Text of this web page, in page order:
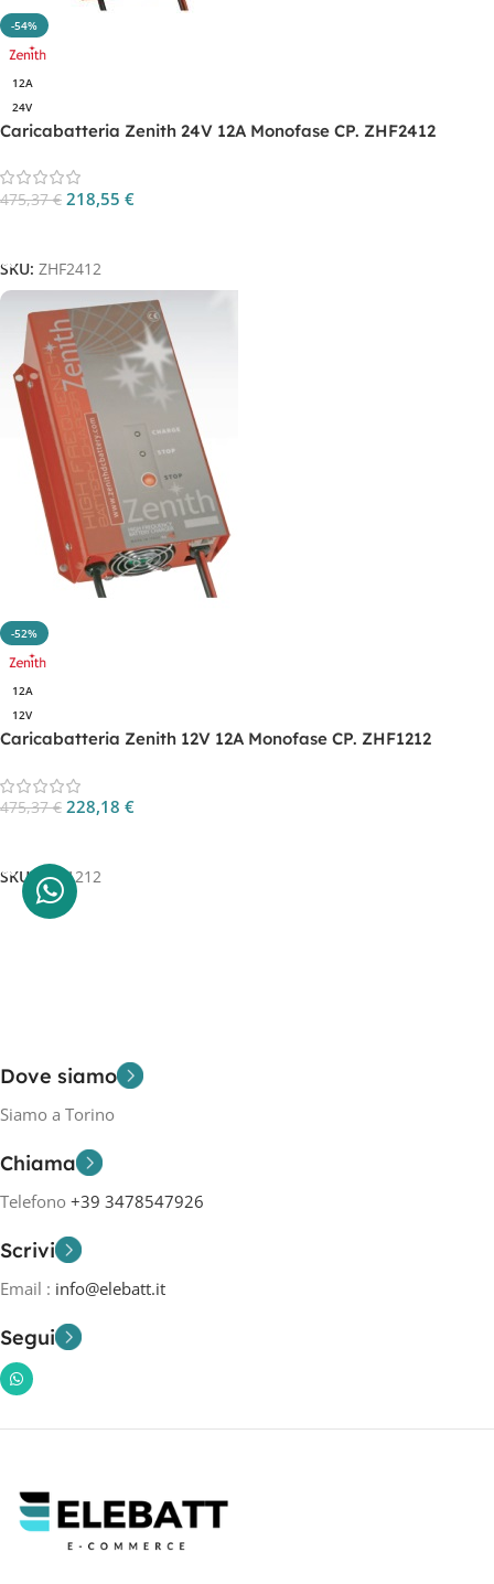
-54%
12A
24V
Caricabatteria Zenith 24V 12A Monofase CP. ZHF2412
475,37€ 218,55 €
SKU: ZHF2412
-52%
12A
12V
Caricabatteria Zenith 12V 12A Monofase CP. ZHF1212
475,37€ 228,18 €
SKU: ZHF1212
Dove siamo
Siamo a Torino
Chiama
Telefono +39 3478547926
Scrivi
Email : info@elebatt.it
Segui